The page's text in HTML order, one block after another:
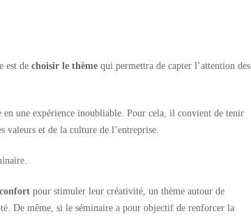
est de choisir le thème qui permettra de capter l’attention des
une expérience inoubliable. Pour cela, il convient de tenir
valeurs et de la culture de l’entreprise.
pour stimuler leur créativité, un thème autour de
De même, si le séminaire a pour objectif de renforcer la